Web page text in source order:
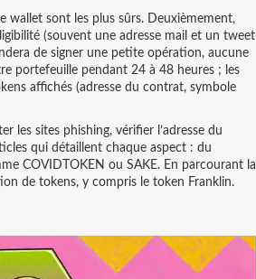
wallet sont les plus sûrs. Deuxièmement,
(souvent une adresse mail et un tweet
de signer une petite opération, aucune
portefeuille pendant 24 à 48 heures ; les
affichés (adresse du contrat, symbole
les sites phishing, vérifier l’adresse du
qui détaillent chaque aspect : du
COVIDTOKEN ou SAKE. En parcourant la
de tokens, y compris le token Franklin.